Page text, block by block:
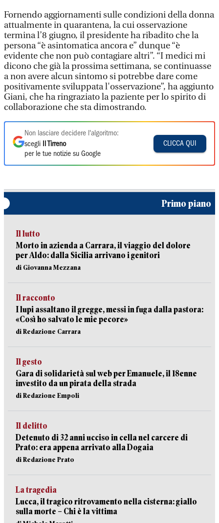
Fornendo aggiornamenti sulle condizioni della donna
attualmente in quarantena, la cui osservazione
termina l’8 giugno, il presidente ha ribadito che la
persona “è asintomatica ancora e” dunque “è
evidente che non può contagiare altri”. “I medici mi
dicono che già la prossima settimana, se continuasse
a non avere alcun sintomo si potrebbe dare come
positivamente sviluppata l'osservazione”, ha aggiunto
Giani, che ha ringraziato la paziente per lo spirito di
collaborazione che sta dimostrando.
Non lasciare decidere l'algoritmo:
scegli
Il Tirreno
per le tue notizie su Google
CLICCA QUI
Primo piano
Il lutto
Morto in azienda a Carrara, il viaggio del dolore
per Aldo: dalla Sicilia arrivano i genitori
di Giovanna Mezzana
Il racconto
I lupi assaltano il gregge, messi in fuga dalla pastora:
«Così ho salvato le mie pecore»
di Redazione Carrara
Il gesto
Gara di solidarietà sul web per Emanuele, il 18enne
investito da un pirata della strada
di Redazione Empoli
Il delitto
Detenuto di 32 anni ucciso in cella nel carcere di
Prato: era appena arrivato alla Dogaia
di Redazione Prato
La tragedia
Lucca, il tragico ritrovamento nella cisterna: giallo
sulla morte – Chi è la vittima